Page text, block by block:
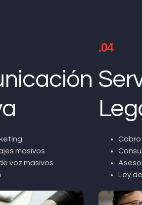
masivos
voz masivos
.04
Cobro
Ley